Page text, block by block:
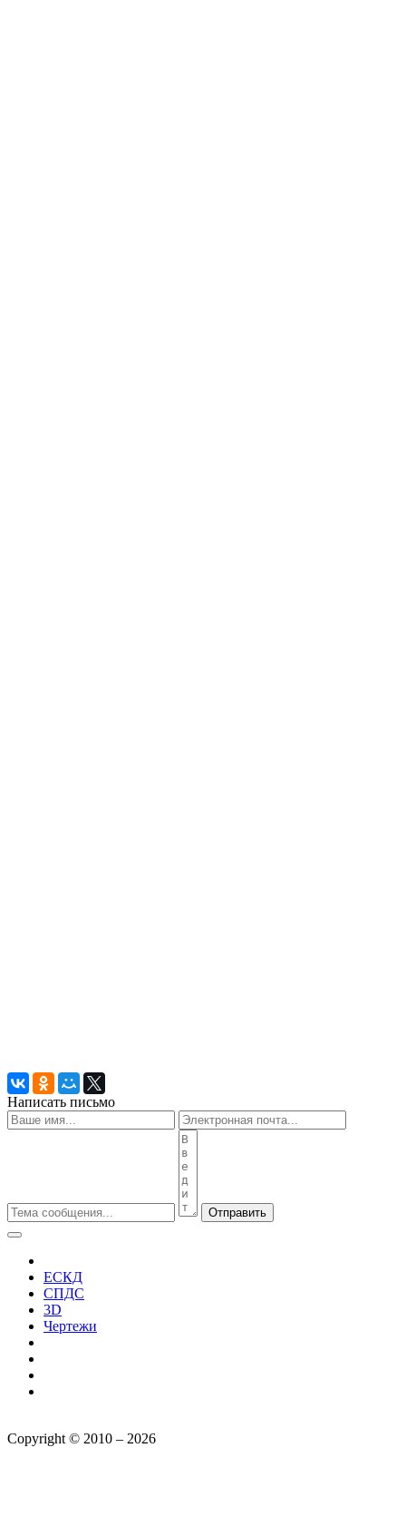
Написать письмо
Отправить
ЕСКД
СПДС
3D
Чертежи
Copyright © 2010 – 2026